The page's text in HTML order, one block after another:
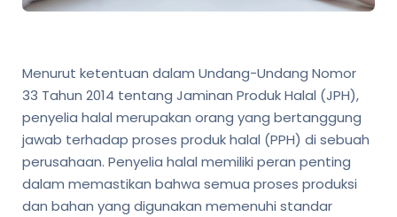
Menurut ketentuan dalam Undang-Undang Nomor
33 Tahun 2014 tentang Jaminan Produk Halal (JPH),
penyelia halal merupakan orang yang bertanggung
jawab terhadap proses produk halal (PPH) di sebuah
perusahaan. Penyelia halal memiliki peran penting
dalam memastikan bahwa semua proses produksi
dan bahan yang digunakan memenuhi standar